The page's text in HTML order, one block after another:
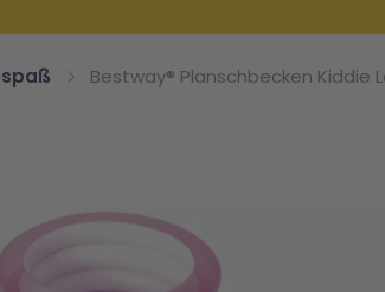
Bestway® Planschbecken Kiddie